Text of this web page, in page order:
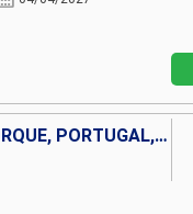
ESPAGNE, GRÈCE, EGYPTE, MAJORQUE, PORTUGAL, ARABIE SAOUDITE, ALLEMAGNE, ITALIE, OMAN, FRANCE, ROYAUME-UNI, JORDANIE